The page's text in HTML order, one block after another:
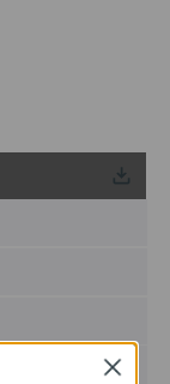
Close